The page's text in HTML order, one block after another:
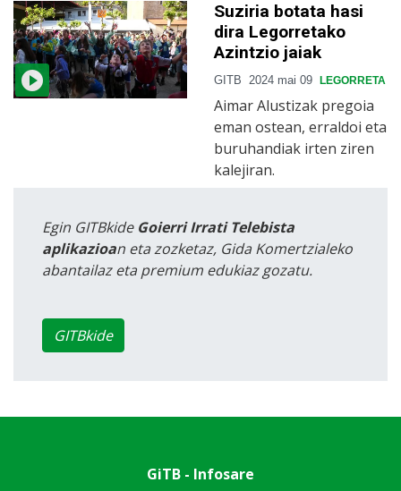
Suziria botata hasi
dira Legorretako
Azintzio jaiak
GITB 2024 mai 09 LEGORRETA
Aimar Alustizak pregoia
eman ostean, erraldoi eta
buruhandiak irten ziren
kalejiran.
Egin GITBkide Goierri Irrati Telebista
aplikazioan eta zozketaz, Gida Komertzialeko
abantailaz eta premium edukiaz gozatu.
GITBkide
GiTB - Infosare